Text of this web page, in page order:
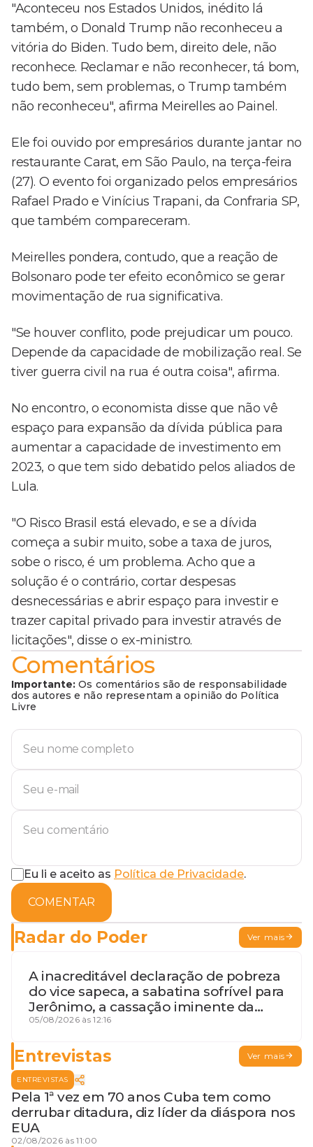
"Aconteceu nos Estados Unidos, inédito lá
também, o Donald Trump não reconheceu a
vitória do Biden. Tudo bem, direito dele, não
reconhece. Reclamar e não reconhecer, tá bom,
tudo bem, sem problemas, o Trump também
não reconheceu", afirma Meirelles ao Painel.
Ele foi ouvido por empresários durante jantar no
restaurante Carat, em São Paulo, na terça-feira
(27). O evento foi organizado pelos empresários
Rafael Prado e Vinícius Trapani, da Confraria SP,
que também compareceram.
Meirelles pondera, contudo, que a reação de
Bolsonaro pode ter efeito econômico se gerar
movimentação de rua significativa.
"Se houver conflito, pode prejudicar um pouco.
Depende da capacidade de mobilização real. Se
tiver guerra civil na rua é outra coisa", afirma.
No encontro, o economista disse que não vê
espaço para expansão da dívida pública para
aumentar a capacidade de investimento em
2023, o que tem sido debatido pelos aliados de
Lula.
"O Risco Brasil está elevado, e se a dívida
começa a subir muito, sobe a taxa de juros,
sobe o risco, é um problema. Acho que a
solução é o contrário, cortar despesas
desnecessárias e abrir espaço para investir e
trazer capital privado para investir através de
licitações", disse o ex-ministro.
Comentários
Importante: Os comentários são de responsabilidade
dos autores e não representam a opinião do Política
Livre
Eu li e aceito as Política de Privacidade.
COMENTAR
Radar do Poder Ver mais
A inacreditável declaração de pobreza
do vice sapeca, a sabatina sofrível para
Jerônimo, a cassação iminente da
desembargadora e a vaga do Quinto
05/08/2026 às 12:16
Entrevistas Ver mais
ENTREVISTAS
Pela 1ª vez em 70 anos Cuba tem como
derrubar ditadura, diz líder da diáspora nos
EUA
02/08/2026 às 11:00